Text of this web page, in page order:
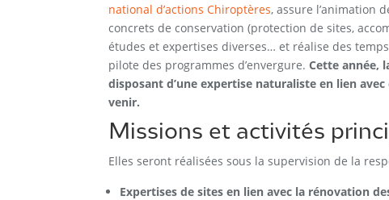
national d’actions Chiroptères, assure l’animation
concrets de conservation (protection de sites,
études et expertises diverses… et réalise des
pilote des programmes d’envergure.Cette année,
disposant d’une expertise naturaliste en lien
venir.
Missions et activités
Elles seront réalisées sous la supervision de la
Expertises de sites en lien avec la rénovation